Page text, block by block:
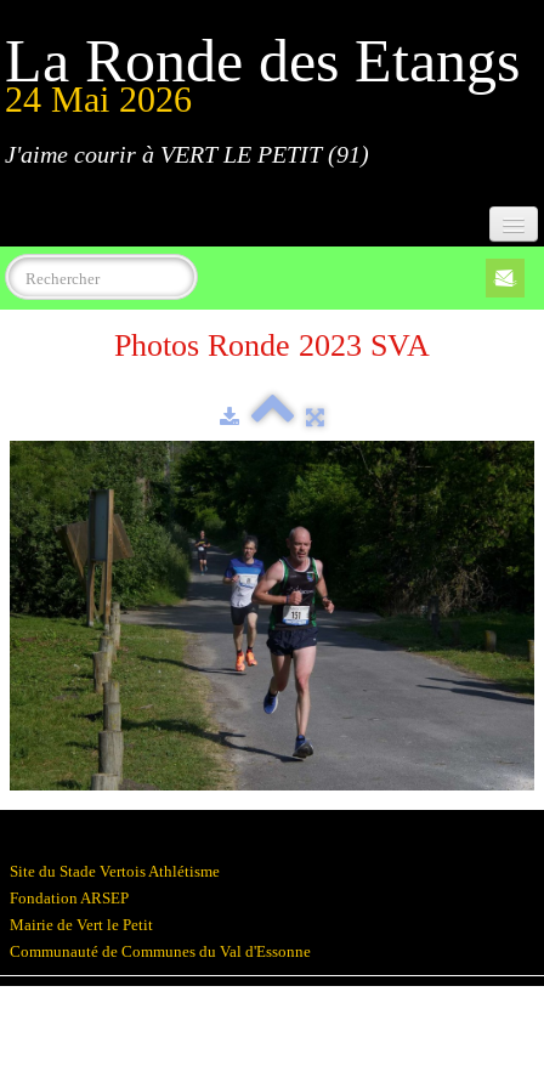
La Ronde des Etangs
24 Mai 2026
J'aime courir à VERT LE PETIT (91)
Accueil
Programme
Règlement
Parcours
Résultats
Devenez bénévoles
Partenaires
Photos▼
Photos Ronde 2023 SVA
Site du Stade Vertois Athlétisme
Fondation ARSEP
Mairie de Vert le Petit
Communauté de Communes du Val d'Essonne